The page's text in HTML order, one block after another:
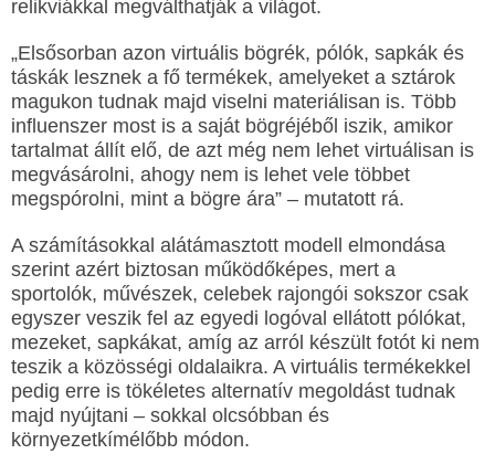
relikviákkal megválthatják a világot.
„Elsősorban azon virtuális bögrék, pólók, sapkák és
táskák lesznek a fő termékek, amelyeket a sztárok
magukon tudnak majd viselni materiálisan is. Több
influenszer most is a saját bögréjéből iszik, amikor
tartalmat állít elő, de azt még nem lehet virtuálisan is
megvásárolni, ahogy nem is lehet vele többet
megspórolni, mint a bögre ára” – mutatott rá.
A számításokkal alátámasztott modell elmondása
szerint azért biztosan működőképes, mert a
sportolók, művészek, celebek rajongói sokszor csak
egyszer veszik fel az egyedi logóval ellátott pólókat,
mezeket, sapkákat, amíg az arról készült fotót ki nem
teszik a közösségi oldalaikra. A virtuális termékekkel
pedig erre is tökéletes alternatív megoldást tudnak
majd nyújtani – sokkal olcsóbban és
környezetkímélőbb módon.